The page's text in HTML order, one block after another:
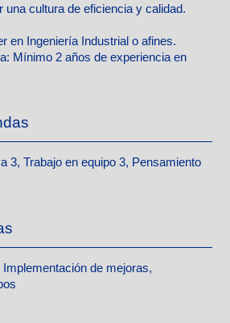
una cultura de eficiencia y calidad.
en Ingeniería Industrial o afines.
Mínimo 2 años de experiencia en
3, Trabajo en equipo 3, Pensamiento
de mejoras,